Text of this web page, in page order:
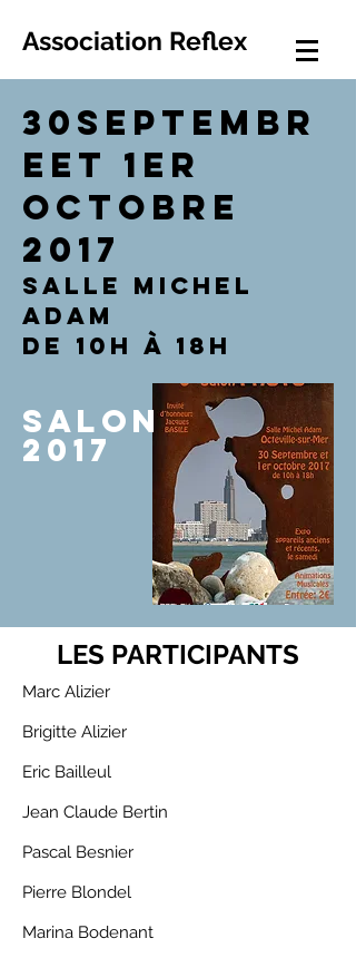
Association Reflex
30septembr
eet 1er
Octobre
2017
Salle michel
ADAM
de 10h à 18H
SALON
2017
LES PARTICIPANTS
Marc Alizier
Brigitte Alizier
Eric Bailleul
Jean Claude Bertin
Pascal Besnier
Pierre Blondel
Marina Bodenant